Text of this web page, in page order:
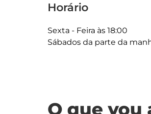
Horário
Sexta - Feira às 18:00
Sábados da parte da
O que vou